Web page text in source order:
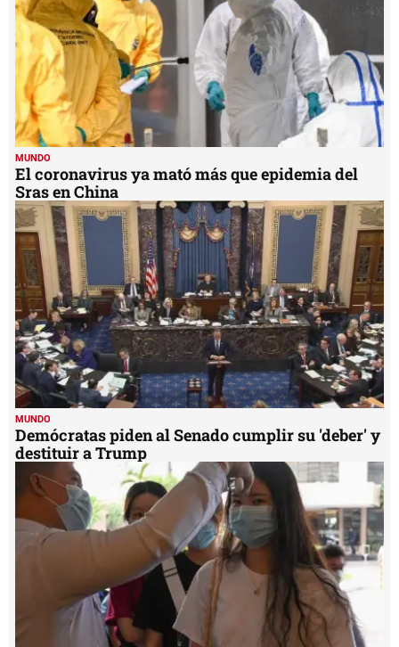
MUNDO
El coronavirus ya mató más que epidemia del
Sras en China
MUNDO
Demócratas piden al Senado cumplir su 'deber' y
destituir a Trump